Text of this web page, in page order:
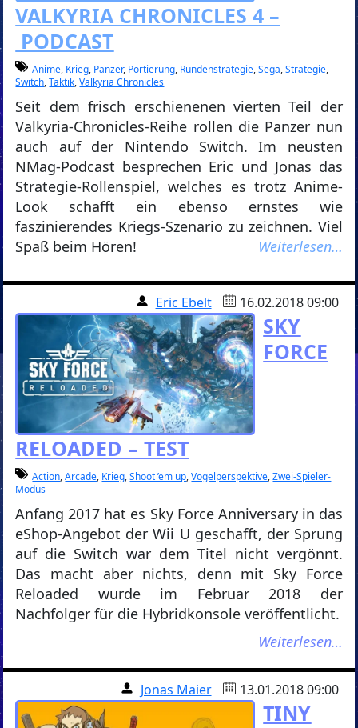
VALKYRIA CHRONICLES 4 –
PODCAST
Anime, Krieg, Panzer, Portierung, Rundenstrategie,Sega,Strategie,
Switch,Taktik,Valkyria Chronicles
Seit dem frisch erschienenen vierten Teil der
Valkyria-Chronicles-Reihe rollen die Panzer nun
auch auf der Nintendo Switch. Im neusten
NMag-Podcast besprechen Eric und Jonas das
Strategie-Rollenspiel, welches es trotz Anime-
Look schafft ein ebenso ernstes wie
faszinierendes Kriegs-Szenario zu zeichnen. Viel
Spaß beim Hören!
Weiterlesen…
Eric Ebelt 16.02.2018 09:00
SKY
FORCE
RELOADED – TEST
Action,Arcade, Krieg,Shoot ’em up,Vogelperspektive,Zwei-Spieler-
Modus
Anfang 2017 hat es Sky Force Anniversary in das
eShop-Angebot der Wii U geschafft, der Sprung
auf die Switch war dem Titel nicht vergönnt.
Das macht aber nichts, denn mit Sky Force
Reloaded wurde im Februar 2018 der
Nachfolger für die Hybridkonsole veröffentlicht.
Weiterlesen…
Jonas Maier 13.01.2018 09:00
TINY